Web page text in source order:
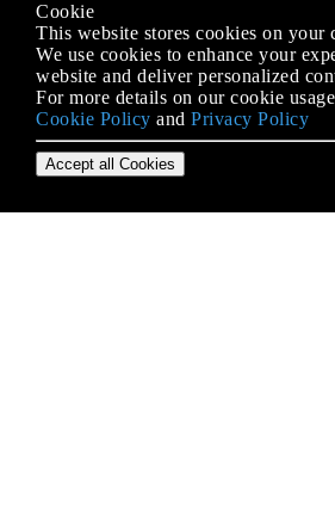
Cookie
This website stores cookies on your
We use cookies to enhance your
website and deliver personalized
For more details on our cookie
Cookie Policy and Privacy Policy
Accept all Cookies